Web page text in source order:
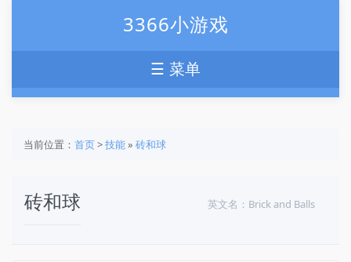
3366小游戏
☰ 菜单
当前位置： 首页>技能» 砖和球
砖和球 英文名：Brick and Balls